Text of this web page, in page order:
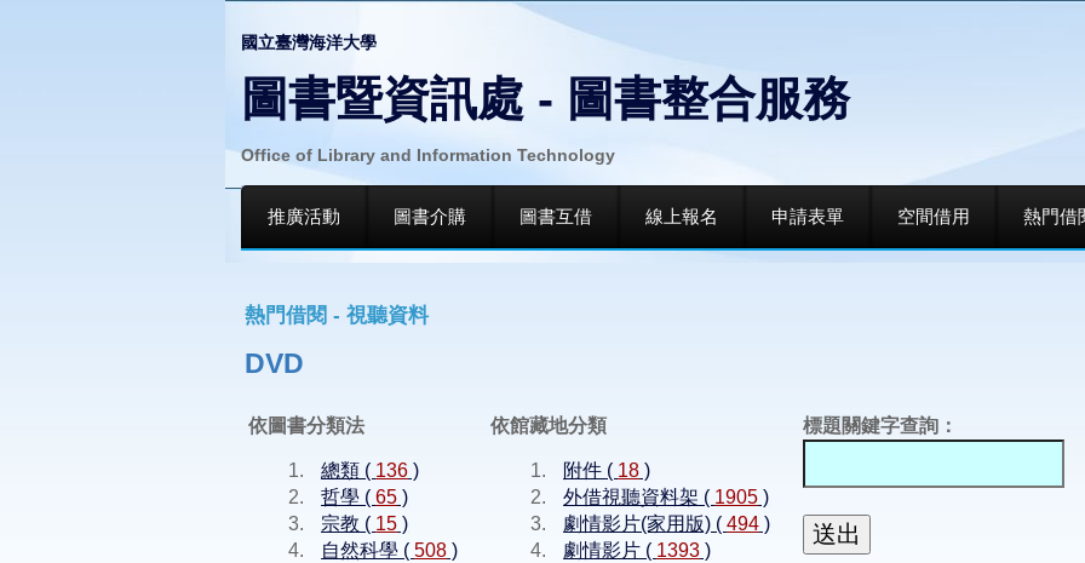
國立臺灣海洋大學
圖書暨資訊處 - 圖書整合服務
Office of Library and Information Technology
推廣活動 圖書介購 圖書互借 線上報名 申請表單 空間借用 熱門借
熱門借閱 - 視聽資料
DVD
依圖書分類法
總類 ( 136 )
哲學 (65 )
宗教 ( 15 )
自然科學 (508 )
依館藏地分類
附件 ( 18 )
外借視聽資料架 ( 1905 )
劇情影片(家用版) (494 )
劇情影片 ( 1393 )
標題關鍵字查詢：